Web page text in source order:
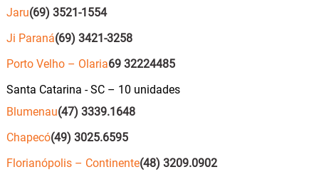
Jaru(69) 3521-1554
Ji Paraná(69) 3421-3258
Porto Velho – Olaria69 32224485
Santa Catarina - SC – 10 unidades
Blumenau(47) 3339.1648
Chapecó(49) 3025.6595
Florianópolis – Continente(48) 3209.0902